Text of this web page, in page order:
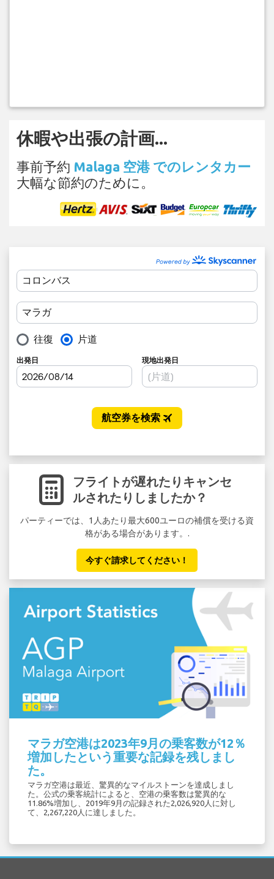
休暇や出張の計画...
事前予約 Malaga 空港 でのレンタカー
大幅な節約のために。
フライトが遅れたりキャンセ
ルされたりしましたか？
パーティーでは、1人あたり最大600ユーロの補償を受ける資
格がある場合があります。.
今すぐ請求してください！
マラガ空港は2023年9月の乗客数が12％
増加したという重要な記録を残しまし
た。
マラガ空港は最近、驚異的なマイルストーンを達成しまし
た。公式の乗客統計によると、空港の乗客数は驚異的な
11.86%増加し、2019年9月の記録された2,026,920人に対し
て、2,267,220人に達しました。